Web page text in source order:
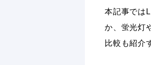
本記事では
か、蛍光灯
比較も紹介